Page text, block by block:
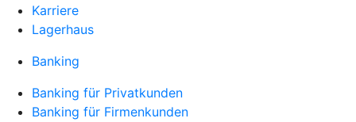
Karriere
Lagerhaus
Banking
Banking für Privatkunden
Banking für Firmenkunden